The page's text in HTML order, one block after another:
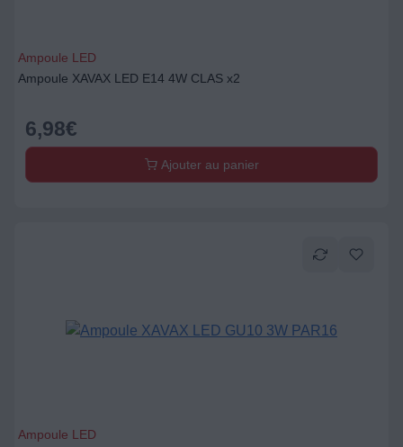
Ampoule LED
Ampoule XAVAX LED E14 4W CLAS x2
6,98€
Ajouter au panier
Ampoule LED